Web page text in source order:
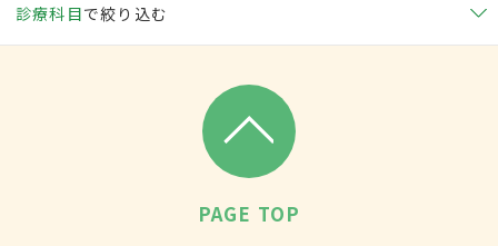
診療科目で絞り込む
PAGE TOP